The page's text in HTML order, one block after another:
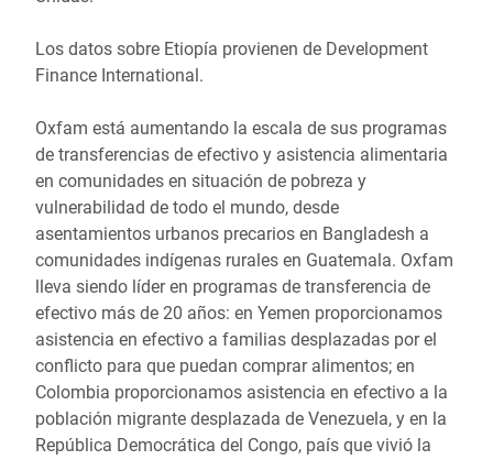
Los datos sobre Etiopía provienen de Development
Finance International.
Oxfam está aumentando la escala de sus programas
de transferencias de efectivo y asistencia alimentaria
en comunidades en situación de pobreza y
vulnerabilidad de todo el mundo, desde
asentamientos urbanos precarios en Bangladesh a
comunidades indígenas rurales en Guatemala. Oxfam
lleva siendo líder en programas de transferencia de
efectivo más de 20 años: en Yemen proporcionamos
asistencia en efectivo a familias desplazadas por el
conflicto para que puedan comprar alimentos; en
Colombia proporcionamos asistencia en efectivo a la
población migrante desplazada de Venezuela, y en la
República Democrática del Congo, país que vivió la